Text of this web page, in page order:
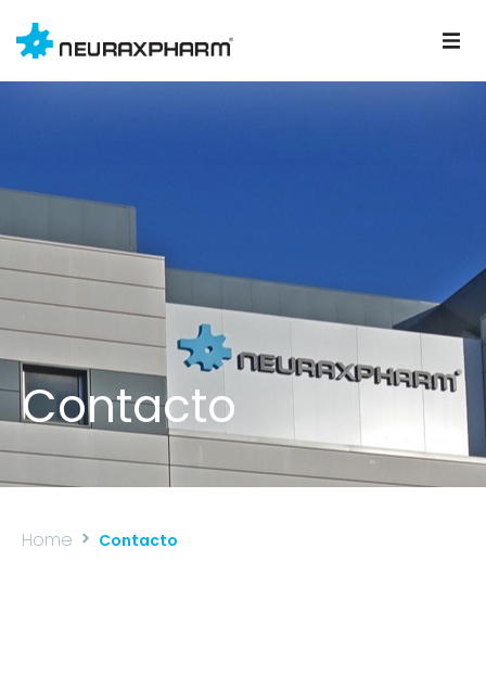
Contacto
Home Contacto